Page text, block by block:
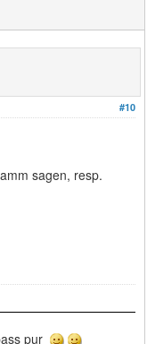
#10
sagen, resp.
pur